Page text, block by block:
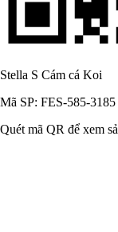
Stella S Cám cá Koi
Mã SP: FES-585-3185
Quét mã QR để xem